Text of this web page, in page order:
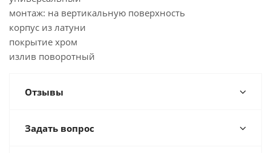
монтаж: на вертикальную поверхность
корпус из латуни
покрытие хром
излив поворотный
Отзывы
Задать вопрос